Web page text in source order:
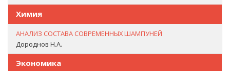
Химия
АНАЛИЗ СОСТАВА СОВРЕМЕННЫХ ШАМПУНЕЙ
Дороднов Н.А.
Экономика